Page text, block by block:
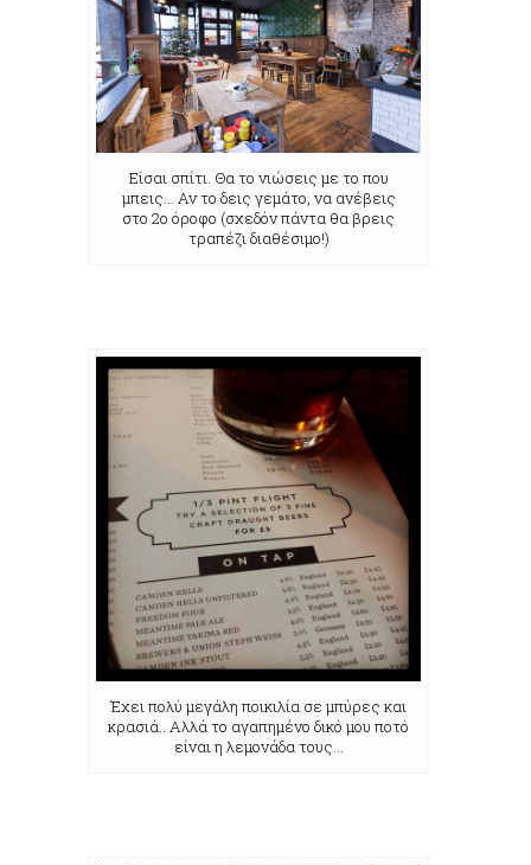
Είσαι σπίτι. Θα το νιώσεις με το που
μπεις… Αν το δεις γεμάτο, να ανέβεις
στο 2ο όροφο (σχεδόν πάντα θα βρεις
τραπέζι διαθέσιμο!)
Έχει πολύ μεγάλη ποικιλία σε μπύρες και
κρασιά.. Αλλά το αγαπημένο δικό μου ποτό
είναι η λεμονάδα τους…